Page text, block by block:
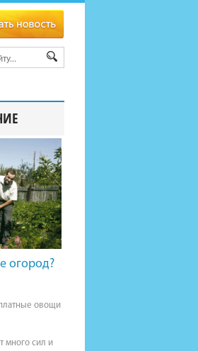
огород?
овощи
много сил и